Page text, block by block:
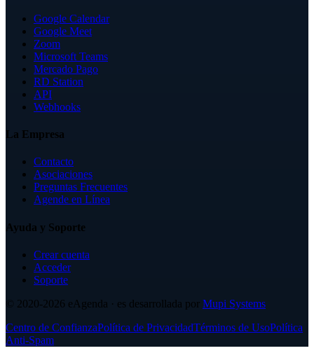
Google Calendar
Google Meet
Zoom
Microsoft Teams
Mercado Pago
RD Station
API
Webhooks
La Empresa
Contacto
Asociaciones
Preguntas Frecuentes
Agende en Línea
Ayuda y Soporte
Crear cuenta
Acceder
Soporte
© 2020-2026 eAgenda · es desarrollada por Mupi Systems
Centro de ConfianzaPolítica de PrivacidadTérminos de UsoPolítica
Anti-Spam